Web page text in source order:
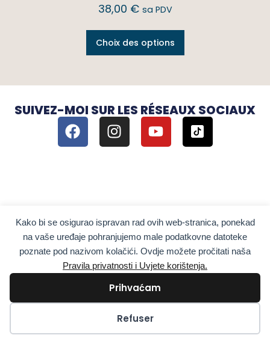
Kako bi se osigurao ispravan rad ovih web-stranica, ponekad
na vaše uređaje pohranjujemo male podatkovne datoteke
poznate pod nazivom kolačići. Ovdje možete pročitati naša
Pravila privatnosti i Uvjete korištenja.
Prihvaćam
Refuser
38,00 € sa PDV
Choix des options
SUIVEZ-MOI SUR LES RÉSEAUX SOCIAUX
Sois le premier à tout
savoir